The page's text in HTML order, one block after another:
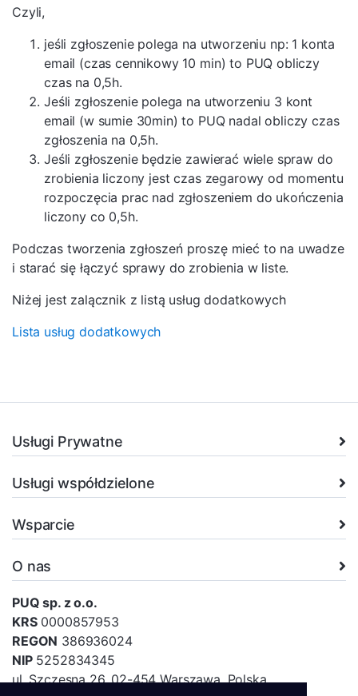
Czyli,
jeśli zgłoszenie polega na utworzeniu np: 1 konta
email (czas cennikowy 10 min) to PUQ obliczy
czas na 0,5h.
Jeśli zgłoszenie polega na utworzeniu 3 kont
email (w sumie 30min) to PUQ nadal obliczy czas
zgłoszenia na 0,5h.
Jeśli zgłoszenie będzie zawierać wiele spraw do
zrobienia liczony jest czas zegarowy od momentu
rozpoczęcia prac nad zgłoszeniem do ukończenia
liczony co 0,5h.
Podczas tworzenia zgłoszeń proszę mieć to na uwadze
i starać się łączyć sprawy do zrobienia w liste.
Niżej jest zalącznik z listą usług dodatkowych
Lista usług dodatkowych
Usługi Prywatne
Usługi współdzielone
Wsparcie
O nas
PUQ sp. z o.o.
KRS0000857953
REGON 386936024
NIP5252834345
ul. Szczesna 26, 02-454 Warszawa, Polska